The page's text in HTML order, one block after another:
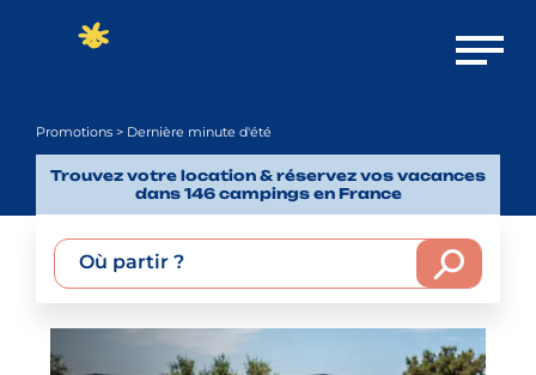
Ouvrir
Promotions > Dernière minute d'été
Trouvez votre location & réservez vos vacances
dans 146 campings en France
Où partir ?